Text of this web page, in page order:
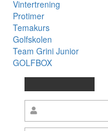
Vintertrening
Protimer
Temakurs
Golfskolen
Team Grini Junior
GOLFBOX